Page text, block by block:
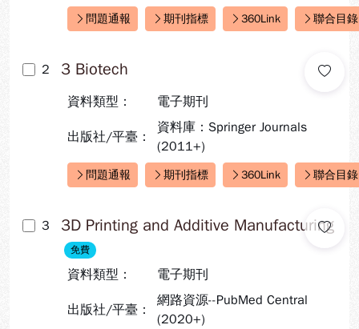
快速連結：
問題通報 期刊指標 360Link 聯合目錄
2 3 Biotech
資料類型： 電子期刊
出版社/平臺：
資料庫：Springer Journals
(2011+)
快速連結：
問題通報 期刊指標 360Link 聯合目錄
3 3D Printing and Additive Manufacturing
免費
資料類型： 電子期刊
出版社/平臺：
網路資源--PubMed Central
(2020+)